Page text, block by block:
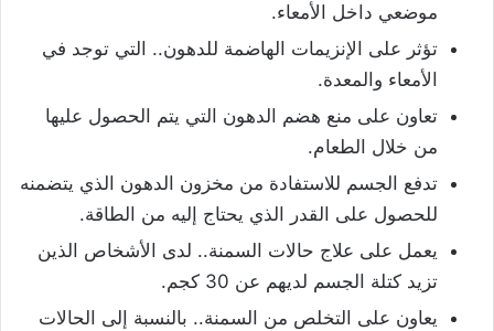
موضعي داخل الأمعاء.
تؤثر على الإنزيمات الهاضمة للدهون.. التي توجد في
الأمعاء والمعدة.
تعاون على منع هضم الدهون التي يتم الحصول عليها
من خلال الطعام.
تدفع الجسم للاستفادة من مخزون الدهون الذي يتضمنه
للحصول على القدر الذي يحتاج إليه من الطاقة.
يعمل على علاج حالات السمنة.. لدى الأشخاص الذين
تزيد كتلة الجسم لديهم عن 30 كجم.
يعاون على التخلص من السمنة.. بالنسبة إلى الحالات